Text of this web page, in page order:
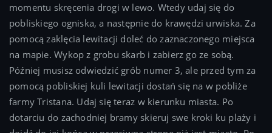
momentu skręcenia drogi w lewo. Wtedy udaj się do
pobliskiego ogniska, a następnie do krawędzi urwiska. Za
pomocą zaklęcia lewitacji doleć do zaznaczonego miejsca
na mapie. Wykop z grobu skarb i zabierz go ze sobą.
Później musisz odwiedzić grób numer 3, ale przed tym za
pomocą pobliskiej kuli lewitacji dostań się na w pobliże
farmy Tristana. Udaj się teraz w kierunku miasta. Po
dotarciu do zachodniej bramy skieruj swe kroki ku plaży i